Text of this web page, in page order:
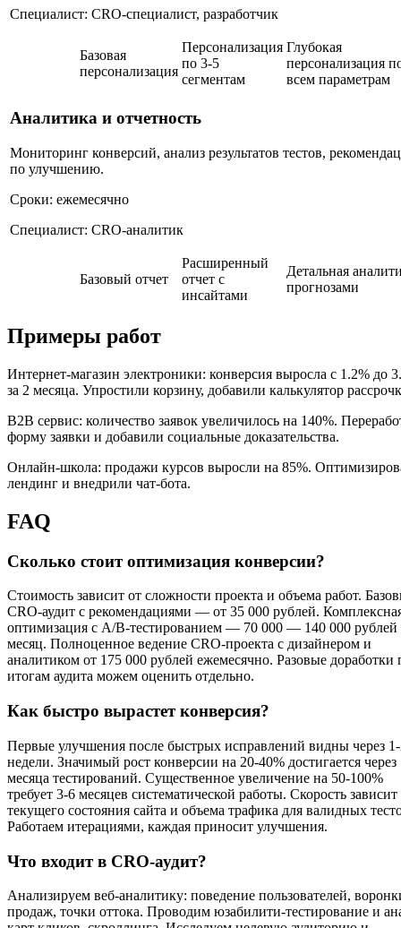
Специалист: CRO-специалист, разработчик
Базовая
персонализация
Персонализация
по 3-5
сегментам
Глубокая
персонализация
всем параметрам
Аналитика и отчетность
Мониторинг конверсий, анализ результатов тестов,
по улучшению.
Сроки: ежемесячно
Специалист: CRO-аналитик
Базовый отчет
Расширенный
отчет с
инсайтами
Детальная
прогнозами
Примеры работ
Интернет-магазин электроники: конверсия выросла с 1.2% до
за 2 месяца. Упростили корзину, добавили калькулятор
B2B сервис: количество заявок увеличилось на 140%.
форму заявки и добавили социальные доказательства.
Онлайн-школа: продажи курсов выросли на 85%.
лендинг и внедрили чат-бота.
FAQ
Сколько стоит оптимизация конверсии?
Стоимость зависит от сложности проекта и объема работ.
CRO-аудит с рекомендациями — от 35 000 рублей.
оптимизация с A/B-тестированием — 70 000 — 140 000 рублей
месяц. Полноценное ведение CRO-проекта с дизайнером и
аналитиком от 175 000 рублей ежемесячно. Разовые доработки
итогам аудита можем оценить отдельно.
Как быстро вырастет конверсия?
Первые улучшения после быстрых исправлений видны через
недели. Значимый рост конверсии на 20-40% достигается через
месяца тестирований. Существенное увеличение на 50-100%
требует 3-6 месяцев систематической работы. Скорость зависит
текущего состояния сайта и объема трафика для валидных
Работаем итерациями, каждая приносит улучшения.
Что входит в CRO-аудит?
Анализируем веб-аналитику: поведение пользователей,
продаж, точки оттока. Проводим юзабилити-тестирование и